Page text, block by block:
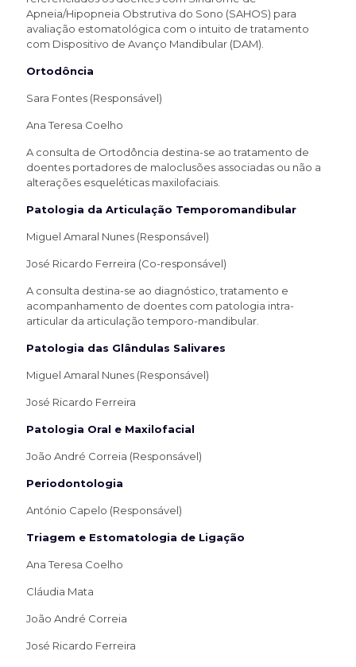
Apneia/Hipopneia Obstrutiva do Sono (SAHOS) para
avaliação estomatológica com o intuito de tratamento
com Dispositivo de Avanço Mandibular (DAM).
Ortodôncia
Sara Fontes (Responsável)
Ana Teresa Coelho
A consulta de Ortodôncia destina-se ao tratamento de
doentes portadores de maloclusões associadas ou não a
alterações esqueléticas maxilofaciais.
Patologia da Articulação Temporomandibular
Miguel Amaral Nunes (Responsável)
José Ricardo Ferreira (Co-responsável)
A consulta destina-se ao diagnóstico, tratamento e
acompanhamento de doentes com patologia intra-
articular da articulação temporo-mandibular.
Patologia das Glândulas Salivares
Miguel Amaral Nunes (Responsável)
José Ricardo Ferreira
Patologia Oral e Maxilofacial
João André Correia (Responsável)
Periodontologia
António Capelo (Responsável)
Triagem e Estomatologia de Ligação
Ana Teresa Coelho
Cláudia Mata
João André Correia
José Ricardo Ferreira